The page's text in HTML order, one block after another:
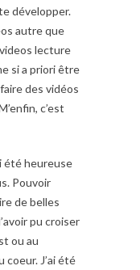
développer.
autre que
lecture
si a priori être
des vidéos
c’est
été heureuse
Pouvoir
de belles
pu croiser
ou au
J’ai été